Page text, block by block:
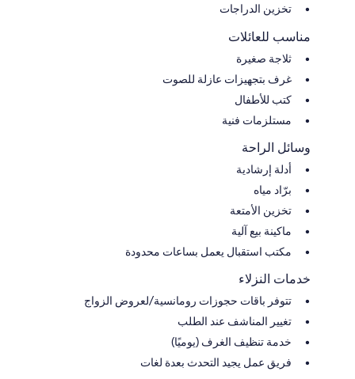
تخزين الدراجات
مناسب للعائلات
ثلاجة صغيرة
غرف بتجهيزات عازلة للصوت
كتب للأطفال
مستلزمات فنية
وسائل الراحة
أدلة إرشادية
برّاد مياه
تخزين الأمتعة
ماكينة بيع آلية
مكتب استقبال يعمل بساعات محدودة
خدمات النزلاء
تتوفر باقات حجوزات رومانسية/لعروض الزواج
تغيير المناشف عند الطلب
خدمة تنظيف الغرف (يوميًا)
فريق عمل يجيد التحدث بعدة لغات